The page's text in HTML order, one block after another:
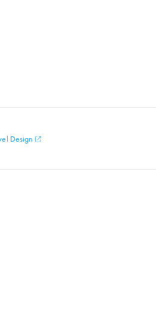
Design